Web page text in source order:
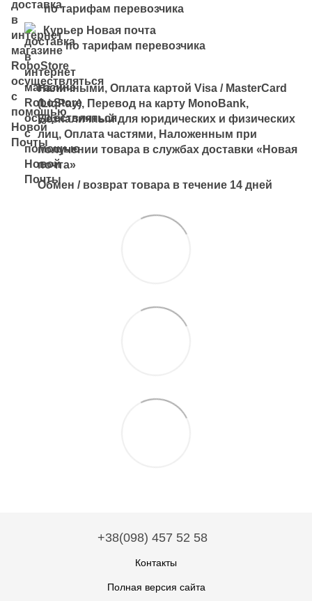
по тарифам перевозчика
Курьер Новая почта
по тарифам перевозчика
Наличными, Оплата картой Visa / MasterCard
(LiqPay), Перевод на карту MonoBank,
Безналичный для юридических и физических
лиц, Оплата частями, Наложенным при
получении товара в службах доставки «Новая
почта»
Обмен / возврат товара в течение 14 дней
+38(098) 457 52 58
Контакты
Полная версия сайта